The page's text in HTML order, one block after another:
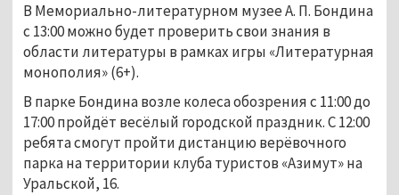
В Мемориально-литературном музее А. П. Бондина
с 13:00 можно будет проверить свои знания в
области литературы в рамках игры «Литературная
монополия» (6+).
В парке Бондина возле колеса обозрения с 11:00 до
17:00 пройдёт весёлый городской праздник. С 12:00
ребята смогут пройти дистанцию верёвочного
парка на территории клуба туристов «Азимут» на
Уральской, 16.